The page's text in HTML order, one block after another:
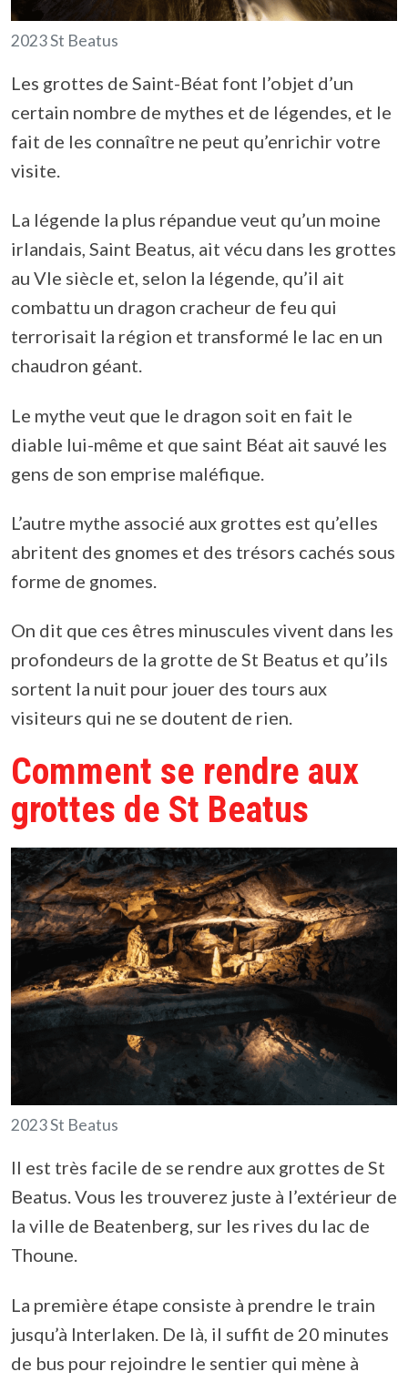
2023 St Beatus
Les grottes de Saint-Béat font l’objet d’un
certain nombre de mythes et de légendes, et le
fait de les connaître ne peut qu’enrichir votre
visite.
La légende la plus répandue veut qu’un moine
irlandais, Saint Beatus, ait vécu dans les grottes
au VIe siècle et, selon la légende, qu’il ait
combattu un dragon cracheur de feu qui
terrorisait la région et transformé le lac en un
chaudron géant.
Le mythe veut que le dragon soit en fait le
diable lui-même et que saint Béat ait sauvé les
gens de son emprise maléfique.
L’autre mythe associé aux grottes est qu’elles
abritent des gnomes et des trésors cachés sous
forme de gnomes.
On dit que ces êtres minuscules vivent dans les
profondeurs de la grotte de St Beatus et qu’ils
sortent la nuit pour jouer des tours aux
visiteurs qui ne se doutent de rien.
Comment se rendre aux
grottes de St Beatus
2023 St Beatus
Il est très facile de se rendre aux grottes de St
Beatus. Vous les trouverez juste à l’extérieur de
la ville de Beatenberg, sur les rives du lac de
Thoune.
La première étape consiste à prendre le train
jusqu’à Interlaken. De là, il suffit de 20 minutes
de bus pour rejoindre le sentier qui mène à